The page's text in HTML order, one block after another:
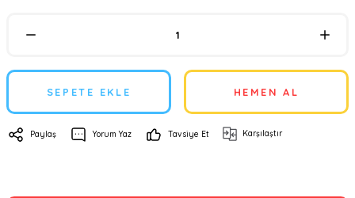
SEPETE EKLE HEMEN AL
Paylaş Yorum Yaz Tavsiye Et Karşılaştır